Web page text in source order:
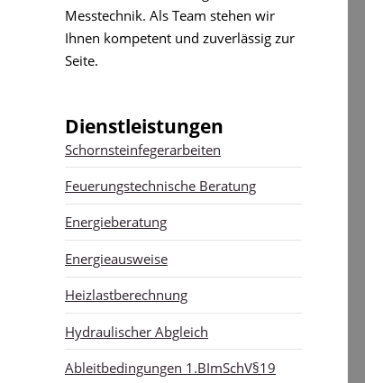
Messtechnik. Als Team stehen wir
Ihnen kompetent und zuverlässig zur
Seite.
Dienstleistungen
Schornsteinfegerarbeiten
Feuerungstechnische Beratung
Energieberatung
Energieausweise
Heizlastberechnung
Hydraulischer Abgleich
Ableitbedingungen 1.BImSchV§19